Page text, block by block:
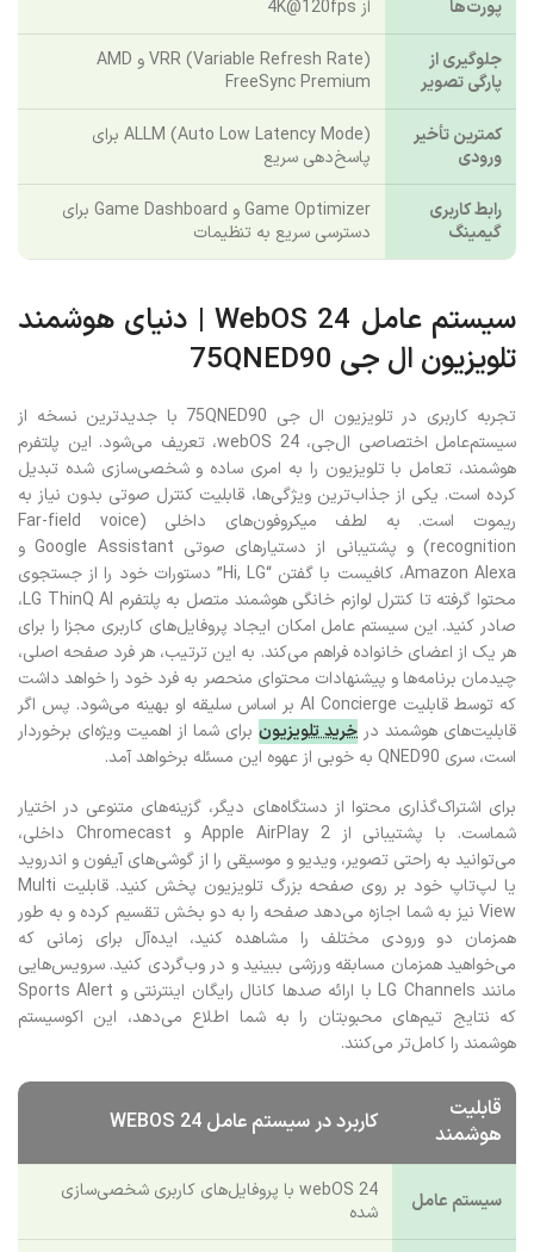
پورت‌ها از 4K@120fps
جلوگیری از
پارگی تصویر
VRR (Variable Refresh Rate) و AMD
FreeSync Premium
کمترین تأخیر
ورودی
ALLM (Auto Low Latency Mode) برای
پاسخ‌دهی سریع
رابط کاربری
گیمینگ
Game Optimizer و Game Dashboard برای
دسترسی سریع به تنظیمات
سیستم عامل WebOS 24 | دنیای هوشمند
تلویزیون ال جی 75QNED90
تجربه کاربری در تلویزیون ال جی 75QNED90 با جدیدترین نسخه از
سیستم‌عامل اختصاصی ال‌جی، webOS 24، تعریف می‌شود. این پلتفرم
هوشمند، تعامل با تلویزیون را به امری ساده و شخصی‌سازی شده تبدیل
کرده است. یکی از جذاب‌ترین ویژگی‌ها، قابلیت کنترل صوتی بدون نیاز به
ریموت است. به لطف میکروفون‌های داخلی (Far-field voice
recognition) و پشتیبانی از دستیارهای صوتی Google Assistant و
Amazon Alexa، کافیست با گفتن “Hi, LG” دستورات خود را از جستجوی
محتوا گرفته تا کنترل لوازم خانگی هوشمند متصل به پلتفرم LG ThinQ AI،
صادر کنید. این سیستم عامل امکان ایجاد پروفایل‌های کاربری مجزا را برای
هر یک از اعضای خانواده فراهم می‌کند. به این ترتیب، هر فرد صفحه اصلی،
چیدمان برنامه‌ها و پیشنهادات محتوای منحصر به فرد خود را خواهد داشت
که توسط قابلیت AI Concierge بر اساس سلیقه او بهینه می‌شود. پس اگر
قابلیت‌های هوشمند در خرید تلویزیون برای شما از اهمیت ویژه‌ای برخوردار
است، سری QNED90 به خوبی از عهوه این مسئله برخواهد آمد.
برای اشتراک‌گذاری محتوا از دستگاه‌های دیگر، گزینه‌های متنوعی در اختیار
شماست. با پشتیبانی از Apple AirPlay 2 و Chromecast داخلی،
می‌توانید به راحتی تصویر، ویدیو و موسیقی را از گوشی‌های آیفون و اندروید
یا لپ‌تاپ خود بر روی صفحه بزرگ تلویزیون پخش کنید. قابلیت Multi
View نیز به شما اجازه می‌دهد صفحه را به دو بخش تقسیم کرده و به طور
همزمان دو ورودی مختلف را مشاهده کنید، ایده‌آل برای زمانی که
می‌خواهید همزمان مسابقه ورزشی ببینید و در وب‌گردی کنید. سرویس‌هایی
مانند LG Channels با ارائه صدها کانال رایگان اینترنتی و Sports Alert
که نتایج تیم‌های محبوبتان را به شما اطلاع می‌دهد، این اکوسیستم
هوشمند را کامل‌تر می‌کنند.
قابلیت
هوشمند
کاربرد در سیستم عامل WEBOS 24
سیستم عامل
webOS 24 با پروفایل‌های کاربری شخصی‌سازی
شده